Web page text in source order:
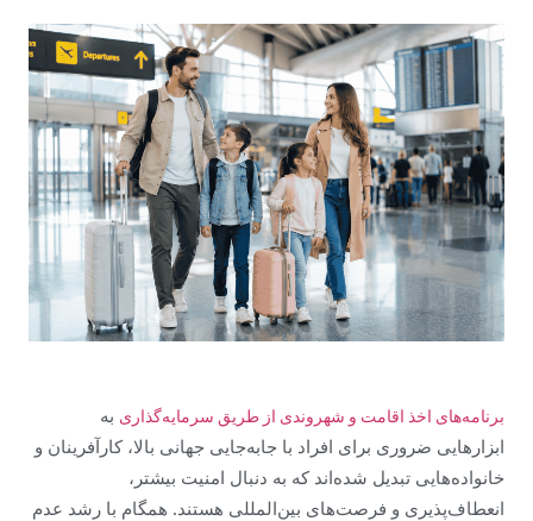
برنامه‌های اخذ اقامت و شهروندی از طریق سرمایه‌گذاری به
ابزارهایی ضروری برای افراد با جابه‌جایی جهانی بالا، کارآفرینان و
خانواده‌هایی تبدیل شده‌اند که به دنبال امنیت بیشتر،
انعطاف‌پذیری و فرصت‌های بین‌المللی هستند. همگام با رشد عدم